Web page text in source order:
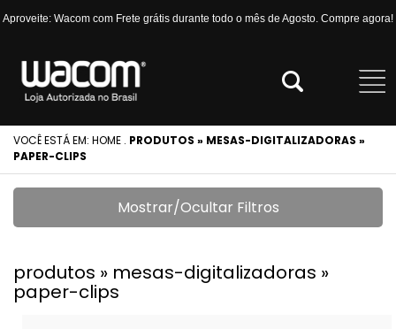
Aproveite: Wacom com Frete grátis durante todo o mês de Agosto. Compre agora!
VOCÊ ESTÁ EM: HOME . PRODUTOS » MESAS-DIGITALIZADORAS »
PAPER-CLIPS
Mostrar/Ocultar Filtros
produtos » mesas-digitalizadoras »
paper-clips